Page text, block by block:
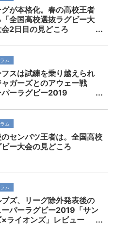
が本格化。春の高校王者
全国高校選抜ラグビー大
2日目の見どころ
ム
スは試練を乗り越えられ
ガーズとのアウェー戦
ーラグビー2019
ム
センバツ王者は。全国高校
ー大会の見どころ
ム
ズ、リーグ除外発表後の
パーラグビー2019「サン
×ライオンズ」レビュー